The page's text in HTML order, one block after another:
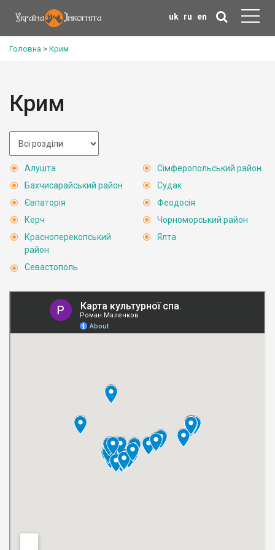
uk ru en
Головна > Крим
Крим
Алушта
Бахчисарайський район
Євпаторія
Керч
Красноперекопський
район
Севастополь
Сімферопольський район
Судак
Феодосія
Чорноморський район
Ялта